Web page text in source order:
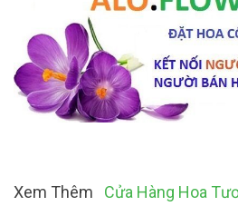
Xem Thêm Cửa Hàng Hoa